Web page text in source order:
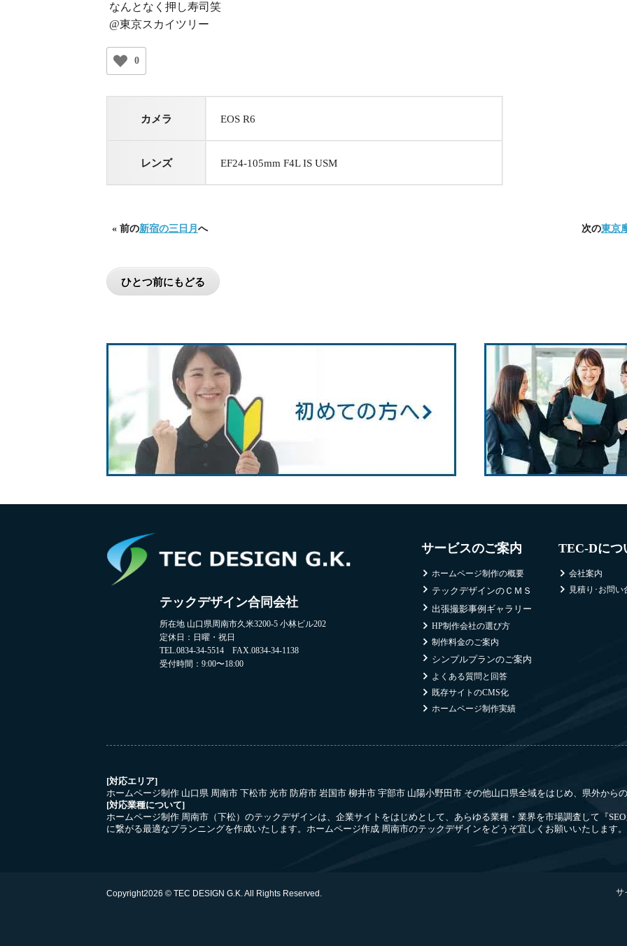
なんとなく押し寿司笑
@東京スカイツリー
0
カメラ EOS R6
レンズ EF24-105mm F4L IS USM
« 前の新宿の三日月 へ 次の東京
テックデザイン合同会社
所在地 山口県周南市久米3200-5 小林ビル202
定休日：日曜・祝日
TEL.0834-34-5514 FAX.0834-34-1138
受付時間：9:00〜18:00
サービスのご案内
ホームページ制作の概要
テックデザインのＣＭＳ
出張撮影事例ギャラリー
HP制作会社の選び方
制作料金のご案内
シンプルプランのご案内
よくある質問と回答
既存サイトのCMS化
ホームページ制作実績
TEC-Dにつ
会社案内
見積り･お問い
[対応エリア]
ホームページ制作 山口県 周南市 下松市 光市 防府市 岩国市 柳井市 宇部市 山陽小野田市 その他山口県全域をはじめ、県外から
[対応業種について]
ホームページ制作 周南市（下松）のテックデザインは、企業サイトをはじめとして、あらゆる業種・業界を市場調査して『
に繋がる最適なプランニングを作成いたします。ホームページ作成 周南市のテックデザインをどうぞ宜しくお願いいたします。
Copyright2026 © TEC DESIGN G.K.All Rights Reserved. サ